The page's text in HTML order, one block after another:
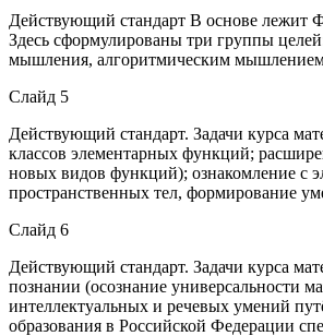
Действующий стандарт В основе лежит
Здесь сформулированы три группы
мышления, алгоритмическим мышлением,
Слайд 5
Действующий стандарт. Задачи курса
классов элементарных функций;
новых видов функций); ознакомление с
пространственных тел, формирование
Слайд 6
Действующий стандарт. Задачи курса
познании (осознание универсальности
интеллектуальных и речевых умений
образования в Российской Федерации